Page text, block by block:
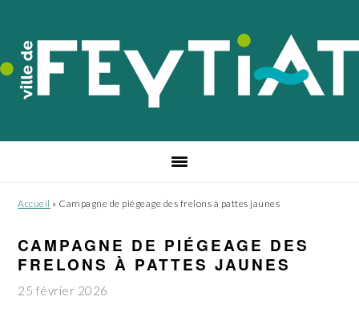
navigation
principale
contenu
principal
pied
de
page
Accueil » Campagne de piégeage des frelons à pattes jaunes
CAMPAGNE DE PIÉGEAGE DES
FRELONS À PATTES JAUNES
25 février 2026